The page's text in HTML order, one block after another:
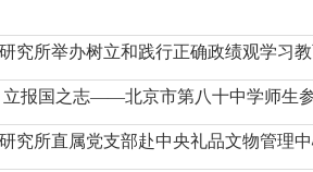
究所举办树立和践行正确政绩观学习
立报国之志——北京市第八十中学师生
究所直属党支部赴中央礼品文物管理